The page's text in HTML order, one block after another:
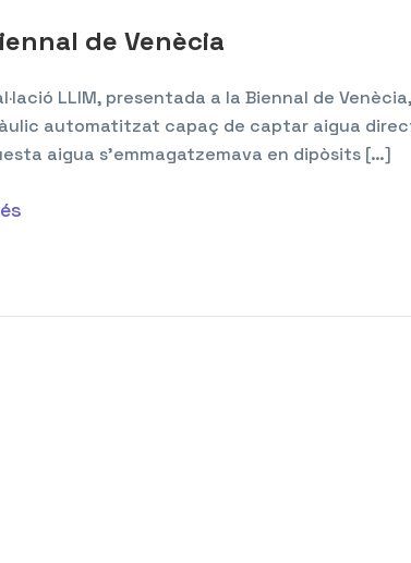
de Venècia
LLIM, presentada a la Biennal de
automatitzat capaç de captar aigua
aigua s’emmagatzemava en dipòsits […]